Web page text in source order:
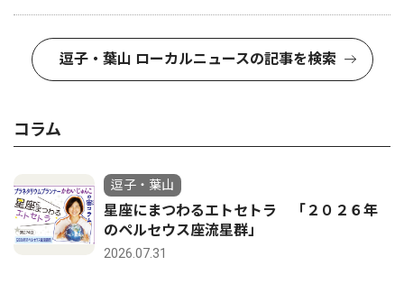
逗子・葉山 ローカルニュースの記事を検索
コラム
逗子・葉山
星座にまつわるエトセトラ 「２０２６年
のペルセウス座流星群」
2026.07.31